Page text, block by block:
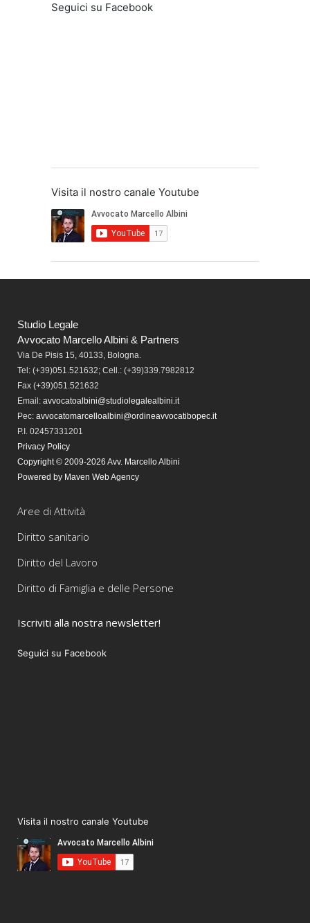
Seguici su Facebook
Visita il nostro canale Youtube
Studio Legale
Avvocato Marcello Albini & Partners
Via De Pisis 15, 40133, Bologna.
Tel: (+39)051.521632; Cell.: (+39)339.7982812
Fax (+39)051.521632
Email: avvocatoalbini@studiolegalealbini.it
Pec: avvocatomarcelloalbini@ordineavvocatibopec.it
P.I. 02457331201
Privacy Policy
Copyright © 2009-2026 Avv. Marcello Albini
Powered by Maven Web Agency
Aree di Attività
Diritto sanitario
Diritto del Lavoro
Diritto di Famiglia e delle Persone
Iscriviti alla nostra newsletter!
Seguici su Facebook
Visita il nostro canale Youtube